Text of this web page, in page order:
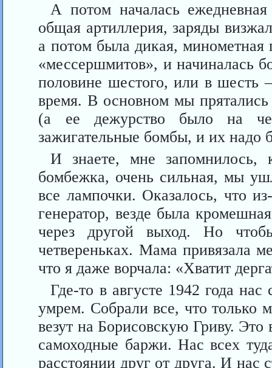
А потом началась
общая артиллерия, заряды
а потом была дикая, минометная
«мессершмитов», и начиналась
половине шестого, или в шесть
время. В основном мы
(а ее дежурство было на
зажигательные бомбы, и их надо
И знаете, мне запомнилось,
бомбежка, очень сильная, мы
все лампочки. Оказалось, что
генератор, везде была
через другой выход. Но
четвереньках. Мама привязала
что я даже ворчала: «Хватит
Где-то в августе 1942 года
умрем. Собрали все, что только
везут на Борисовскую Гриву.
самоходные баржи. Нас всех
расстоянии друг от друга. И